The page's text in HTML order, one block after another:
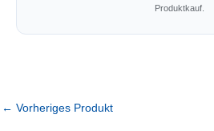
Produktkauf.
← Vorheriges Produkt